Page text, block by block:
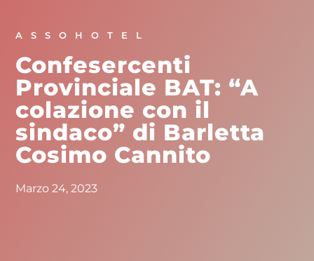
ASSOHOTEL
Confesercenti
Provinciale BAT: “A
colazione con il
sindaco” di Barletta
Cosimo Cannito
Marzo 24, 2023